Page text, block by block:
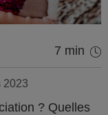
7 min
2023
? Quelles